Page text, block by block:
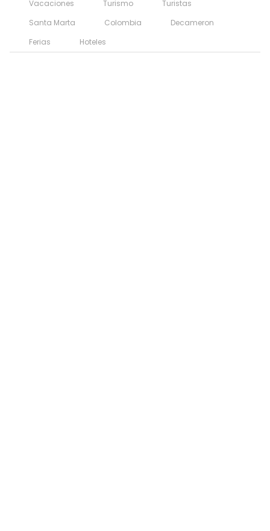
Vacaciones Turismo
Turistas
Santa Marta
Colombia
Decameron
Ferias
Hoteles